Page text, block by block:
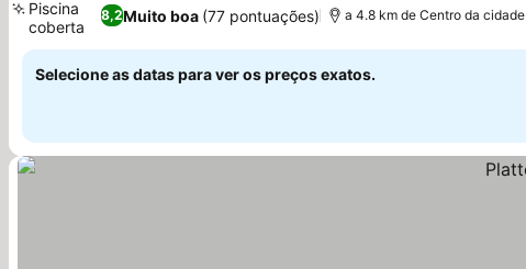
8,2Muito boa (77 pontuações)
Piscina
coberta
a 4.8 km de Centro da cidade
Selecione as datas para ver os preços exatos.